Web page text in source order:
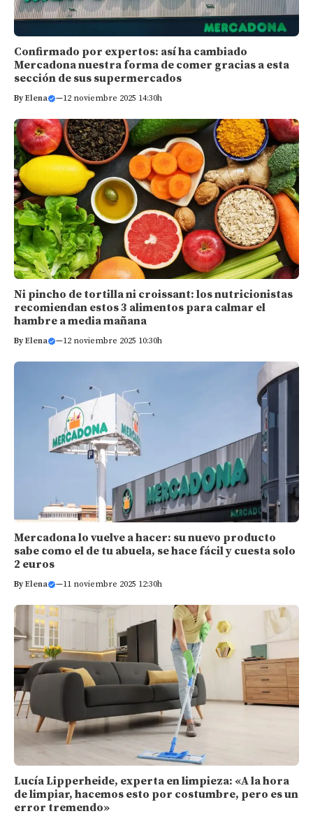
Confirmado por expertos: así ha cambiado
Mercadona nuestra forma de comer gracias a esta
sección de sus supermercados
ByElena —12 noviembre 2025 14:30h
Ni pincho de tortilla ni croissant: los nutricionistas
recomiendan estos 3 alimentos para calmar el
hambre a media mañana
ByElena —12 noviembre 2025 10:30h
Mercadona lo vuelve a hacer: su nuevo producto
sabe como el de tu abuela, se hace fácil y cuesta solo
2 euros
ByElena —11 noviembre 2025 12:30h
Lucía Lipperheide, experta en limpieza: «A la hora
de limpiar, hacemos esto por costumbre, pero es un
error tremendo»